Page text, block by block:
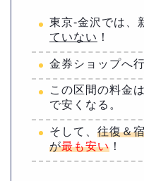
東京‐金沢では、
ていない ！
金券ショップへ
この区間の料金
で安くなる。
そして、 往復＆
が最も安い ！